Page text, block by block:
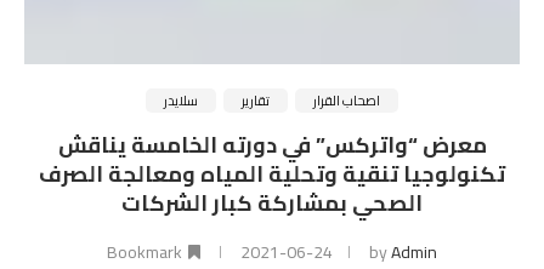
اصحاب القرار تقارير سلايدر
معرض “واتركس” في دورته الخامسة يناقش
تكنولوجيا تنقية وتحلية المياه ومعالجة الصرف
الصحي بمشاركة كبار الشركات
byAdmin
2021-06-24
Bookmark